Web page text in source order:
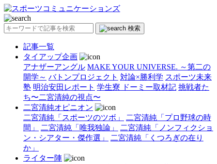
検索
記事一覧
タイアップ企画
アナザーアングル MAKE YOUR UNIVERSE. ～第二の
開学～ バトンプロジェクト 対論×勝利学 スポーツ未来
塾 明治安田レポート 学生寮 ドーミー取材記 挑戦者た
ち〜二宮清純の視点〜
二宮清純オピニオン
二宮清純「スポーツのツボ」
二宮清純「プロ野球の時
間」
二宮清純「唯我独論」
二宮清純「ノンフィクショ
ン・シアター・傑作選」
二宮清純「くつろぎの在り
か」
ライター陣